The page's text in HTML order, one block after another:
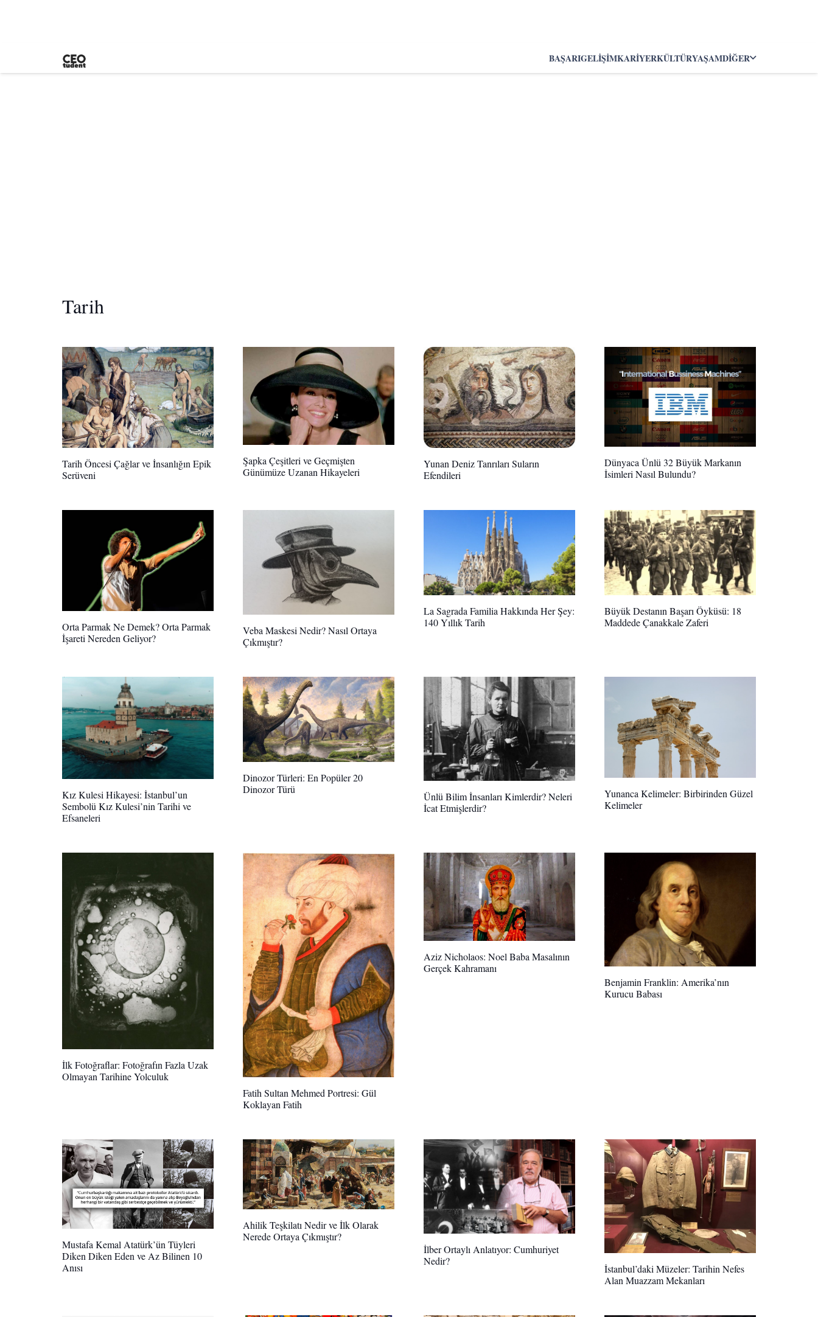
BAŞARIGELIŞIMKARIYERKÜLTÜRYAŞAMDIĞER
Tarih
Tarih Öncesi Çağlar ve İnsanlığın Epik
Serüveni
Şapka Çeşitleri ve Geçmişten
Günümüze Uzanan Hikayeleri
Yunan Deniz Tanrıları Suların
Efendileri
Dünyaca Ünlü 32 Büyük Markanın
İsimleri Nasıl Bulundu?
Orta Parmak Ne Demek? Orta Parmak
İşareti Nereden Geliyor?
Veba Maskesi Nedir? Nasıl Ortaya
Çıkmıştır?
La Sagrada Familia Hakkında Her Şey:
140 Yıllık Tarih
Büyük Destanın Başarı Öyküsü: 18
Maddede Çanakkale Zaferi
Kız Kulesi Hikayesi: İstanbul’un
Sembolü Kız Kulesi’nin Tarihi ve
Efsaneleri
Dinozor Türleri: En Popüler 20
Dinozor Türü
Ünlü Bilim İnsanları Kimlerdir? Neleri
İcat Etmişlerdir?
Yunanca Kelimeler: Birbirinden Güzel
Kelimeler
İlk Fotoğraflar: Fotoğrafın Fazla Uzak
Olmayan Tarihine Yolculuk
Fatih Sultan Mehmed Portresi: Gül
Koklayan Fatih
Aziz Nicholaos: Noel Baba Masalının
Gerçek Kahramanı
Benjamin Franklin: Amerika’nın
Kurucu Babası
Mustafa Kemal Atatürk’ün Tüyleri
Diken Diken Eden ve Az Bilinen 10
Anısı
Ahilik Teşkilatı Nedir ve İlk Olarak
Nerede Ortaya Çıkmıştır?
İlber Ortaylı Anlatıyor: Cumhuriyet
Nedir?
İstanbul’daki Müzeler: Tarihin Nefes
Alan Muazzam Mekanları